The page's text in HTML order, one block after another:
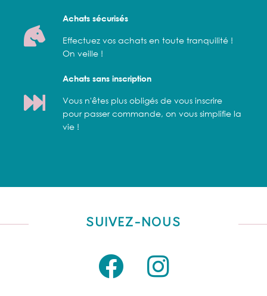
Achats sécurisés
Effectuez vos achats en toute tranquilité !
On veille !
Achats sans inscription
Vous n'êtes plus obligés de vous inscrire
pour passer commande, on vous simplifie la
vie !
SUIVEZ-NOUS